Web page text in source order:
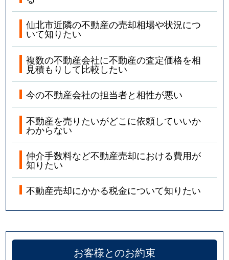
仙北市近隣の不動産の売却相場や状況につ
いて知りたい
複数の不動産会社に不動産の査定価格を相
見積もりして比較したい
今の不動産会社の担当者と相性が悪い
不動産を売りたいがどこに依頼していいか
わからない
仲介手数料など不動産売却における費用が
知りたい
不動産売却にかかる税金について知りたい
お客様とのお約束